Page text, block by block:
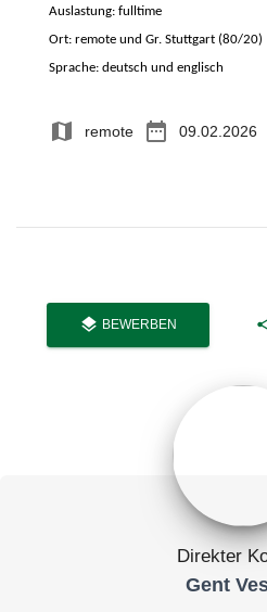
Auslastung: fulltime
Ort: remote und Gr. Stuttgart (80/20)
Sprache: deutsch und englisch
map remote date_range 09.02.2026
layers BEWERBEN
Direkter
Gent